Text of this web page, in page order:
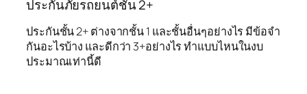
ประกันภัยรถยนต์ชั้น 2+
ประกันชั้น 2+ ต่างจากชั้น 1 และชั้นอื่นๆอย่างไร มีข้อจำ
กันอะไรบ้าง และดีกว่า 3+อย่างไร ทำแบบไหนในงบ
ประมาณเท่านี้ดี